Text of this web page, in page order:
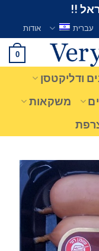
!!
עברית אודות
0
ודליקטסן
משקאות